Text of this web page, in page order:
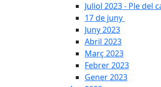
Juliol 2023 - Ple del
17 de juny
Juny 2023
Abril 2023
Març 2023
Febrer 2023
Gener 2023